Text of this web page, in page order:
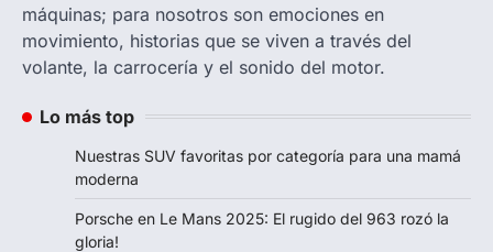
máquinas; para nosotros son emociones en
movimiento, historias que se viven a través del
volante, la carrocería y el sonido del motor.
Lo más top
Nuestras SUV favoritas por categoría para una mamá
moderna
Porsche en Le Mans 2025: El rugido del 963 rozó la
gloria!